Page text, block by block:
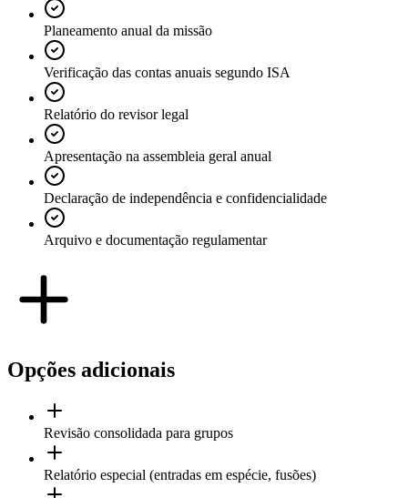
Planeamento anual da missão
Verificação das contas anuais segundo ISA
Relatório do revisor legal
Apresentação na assembleia geral anual
Declaração de independência e confidencialidade
Arquivo e documentação regulamentar
Opções adicionais
Revisão consolidada para grupos
Relatório especial (entradas em espécie, fusões)